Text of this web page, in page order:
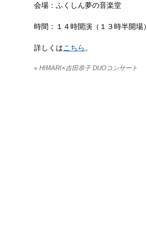
会場：ふくしん夢の音楽堂
時間：１４時開演（１３時半開場）
詳しくはこちら 。
« HIMARI×吉田恭子 DUOコンサート